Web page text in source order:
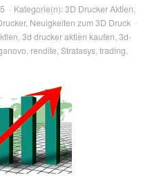
Kategorie(n):3D Drucker Aktien,
, Neuigkeiten zum 3D Druck
, 3d drucker aktien kaufen, 3d-
, rendite, Stratasys, trading,